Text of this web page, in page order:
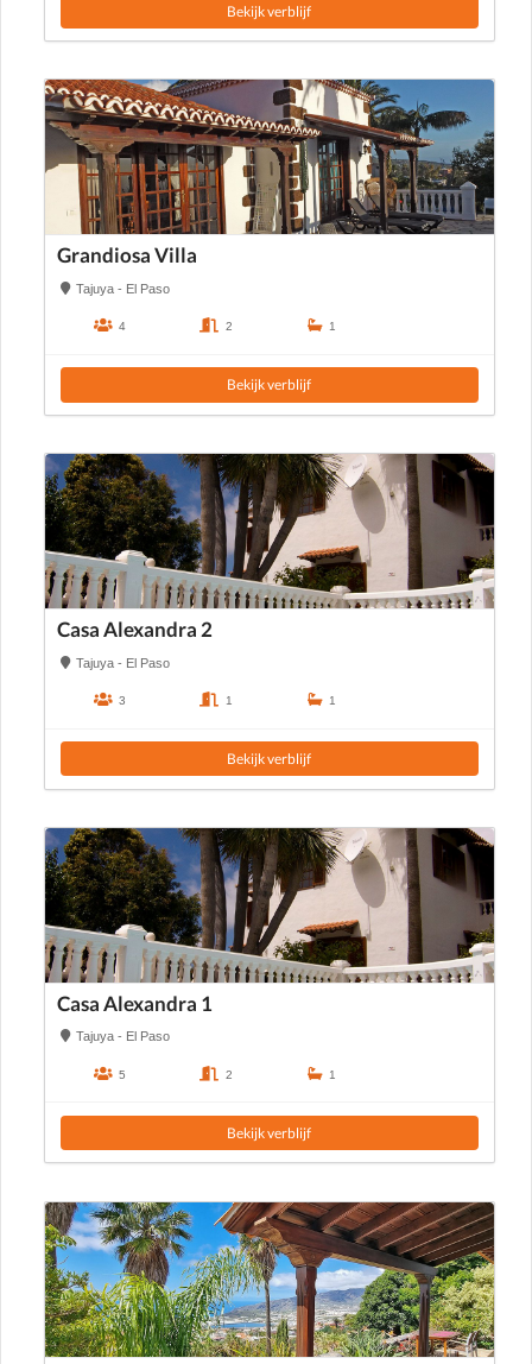
Bekijk verblijf
Grandiosa Villa
Tajuya - El Paso
4 2 1
Bekijk verblijf
Casa Alexandra 2
Tajuya - El Paso
3 1 1
Bekijk verblijf
Casa Alexandra 1
Tajuya - El Paso
5 2 1
Bekijk verblijf